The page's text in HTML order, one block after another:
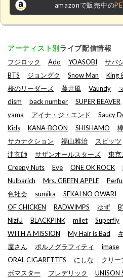
amazonで販売中の
アーティスト別ライブ配信情報
フジロック Ado YOASOBI サバ
BTS
ジョングク Snow Man King
校のリーダーズ
藤井風 Vaundy
dism
back number SUPER BEAVER
yama
アイナ・ジ・エンド Saucy
Kids
KANA-BOON SHISHAMO
サカナクション
福山雅治 スピッツ
津玄師
サザンオールスターズ
東京
Creepy Nuts
Eve ONE OK ROCK
Nulbarich
Mrs. GREEN APPLE
色社会
sumika SEKAI NO OWARI
OF CHICKEN
RADWIMPS ゆず
NiziU
BLACKPINK milet Superfly
WITH A MISSION
My Hair is Bad
屋さん
ポルノグラフィティ imase
ORAL CIGARETTES
にしな クリー
ボマスター
フレデリック UNISON